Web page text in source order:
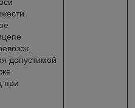
допустимой
при